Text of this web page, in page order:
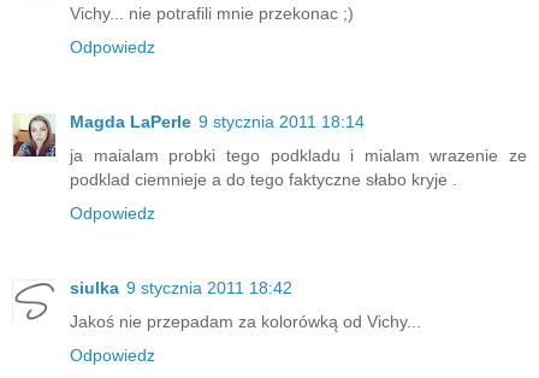
Vichy... nie potrafili mnie przekonac ;)
Odpowiedz
Magda LaPerle 9 stycznia 2011 18:14
ja maialam probki tego podkladu i mialam wrazenie ze
podklad ciemnieje a do tego faktyczne słabo kryje .
Odpowiedz
siulka 9 stycznia 2011 18:42
Jakoś nie przepadam za kolorówką od Vichy...
Odpowiedz